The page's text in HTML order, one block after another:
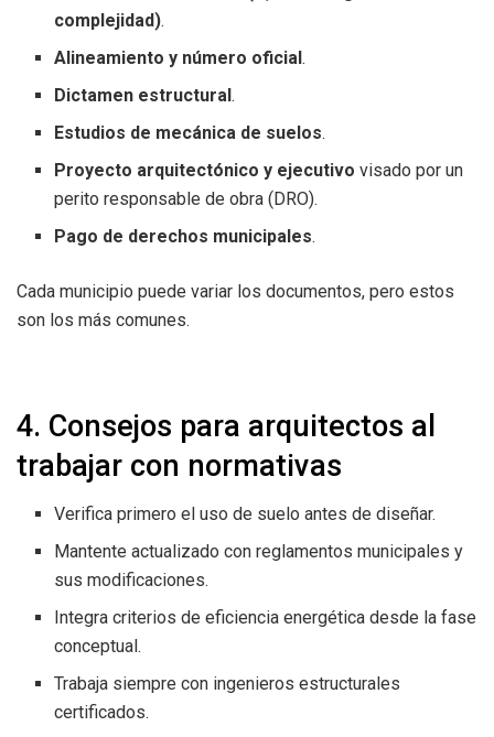
complejidad).
Alineamiento y número oficial.
Dictamen estructural.
Estudios de mecánica de suelos.
Proyecto arquitectónico y ejecutivo visado por un
perito responsable de obra (DRO).
Pago de derechos municipales.
Cada municipio puede variar los documentos, pero estos
son los más comunes.
4. Consejos para arquitectos al
trabajar con normativas
Verifica primero el uso de suelo antes de diseñar.
Mantente actualizado con reglamentos municipales y
sus modificaciones.
Integra criterios de eficiencia energética desde la fase
conceptual.
Trabaja siempre con ingenieros estructurales
certificados.